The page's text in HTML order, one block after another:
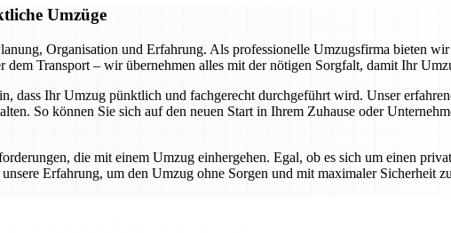
Umzüge
Organisation und Erfahrung. Als professionelle Umzugsfirma bieten
Transport – wir übernehmen alles mit der nötigen Sorgfalt, damit Ihr
dass Ihr Umzug pünktlich und fachgerecht durchgeführt wird. Unser
So können Sie sich auf den neuen Start in Ihrem Zuhause oder
die mit einem Umzug einhergehen. Egal, ob es sich um einen
Erfahrung, um den Umzug ohne Sorgen und mit maximaler Sicherheit